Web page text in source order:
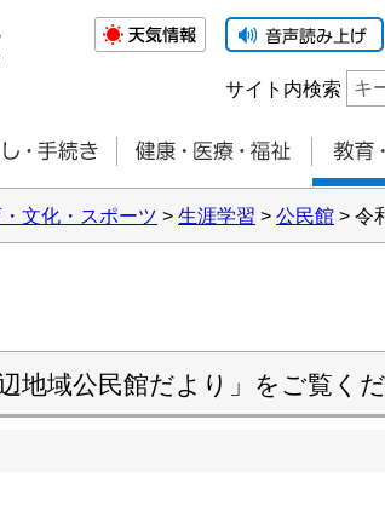
サイト内検索
文化・スポーツ > 生涯学習 > 公民館 > 令
地域公民館だより」をご覧く